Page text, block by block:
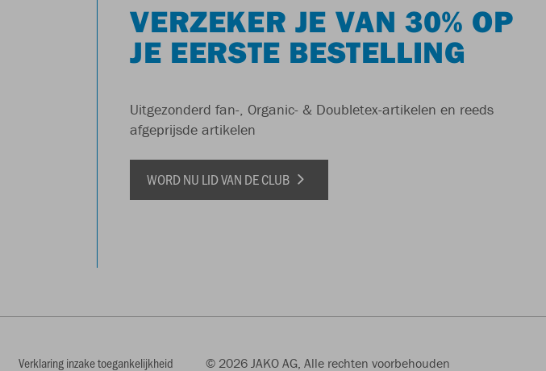
VERZEKER JE VAN 30% OP
JE EERSTE BESTELLING
Uitgezonderd fan-, Organic- & Doubletex-artikelen en reeds
afgeprijsde artikelen
WORD NU LID VAN DE CLUB
Verklaring inzake toegankelijkheid © 2026 JAKO AG, Alle rechten voorbehouden